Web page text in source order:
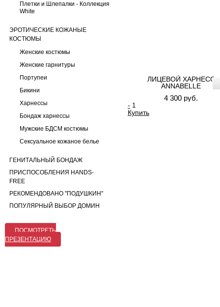
Плетки и Шлепалки - Коллекция
White
ЭРОТИЧЕСКИЕ КОЖАНЫЕ
КОСТЮМЫ
Женские костюмы
Женские гарнитуры
Портупеи
Бикини
Харнессы
Бондаж харнессы
Мужские БДСМ костюмы
Сексуальное кожаное белье
ГЕНИТАЛЬНЫЙ БОНДАЖ
ПРИСПОСОБЛЕНИЯ HANDS-
FREE
РЕКОМЕНДОВАНО "ПОДУШКИН"
ПОПУЛЯРНЫЙ ВЫБОР ДОМИН
ПОСМОТРЕТЬ
ПРЕЗЕНТАЦИЮ
ЛИЦЕВОЙ ХАРНЕСС
ANNABELLE
4 300 руб.
-
Купить